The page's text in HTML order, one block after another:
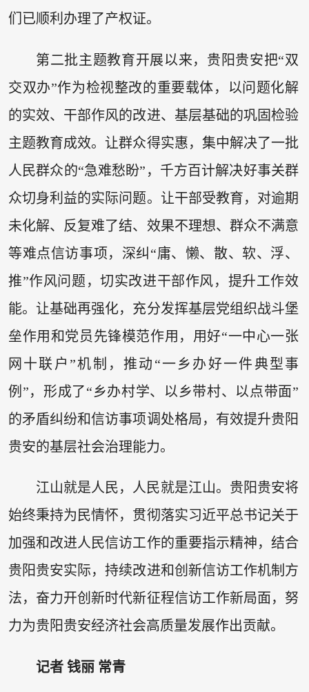
们已顺利办理了产权证。
第二批主题教育开展以来，贵阳贵安把“双
交双办”作为检视整改的重要载体，以问题化解
的实效、干部作风的改进、基层基础的巩固检验
主题教育成效。让群众得实惠，集中解决了一批
人民群众的“急难愁盼”，千方百计解决好事关群
众切身利益的实际问题。让干部受教育，对逾期
未化解、反复难了结、效果不理想、群众不满意
等难点信访事项，深纠“庸、懒、散、软、浮、
推”作风问题，切实改进干部作风，提升工作效
能。让基础再强化，充分发挥基层党组织战斗堡
垒作用和党员先锋模范作用，用好“一中心一张
网十联户”机制，推动“一乡办好一件典型事
例”，形成了“乡办村学、以乡带村、以点带面”
的矛盾纠纷和信访事项调处格局，有效提升贵阳
贵安的基层社会治理能力。
江山就是人民，人民就是江山。贵阳贵安将
始终秉持为民情怀，贯彻落实习近平总书记关于
加强和改进人民信访工作的重要指示精神，结合
贵阳贵安实际，持续改进和创新信访工作机制方
法，奋力开创新时代新征程信访工作新局面，努
力为贵阳贵安经济社会高质量发展作出贡献。
记者 钱丽 常青